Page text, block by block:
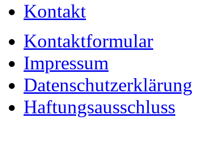
Kontakt
Kontaktformular
Impressum
Datenschutzerklärung
Haftungsausschluss